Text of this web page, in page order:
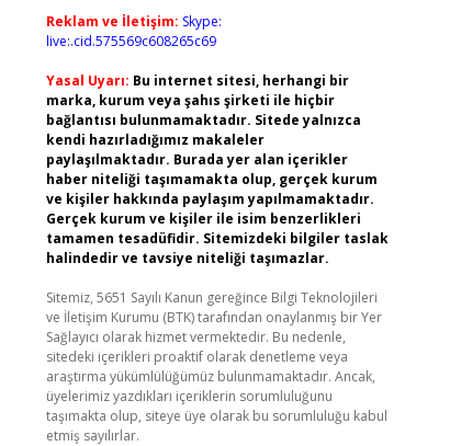
Reklam ve İletişim: Skype:
live:.cid.575569c608265c69
Yasal Uyarı: Bu internet sitesi, herhangi bir
marka, kurum veya şahıs şirketi ile hiçbir
bağlantısı bulunmamaktadır. Sitede yalnızca
kendi hazırladığımız makaleler
paylaşılmaktadır. Burada yer alan içerikler
haber niteliği taşımamakta olup, gerçek kurum
ve kişiler hakkında paylaşım yapılmamaktadır.
Gerçek kurum ve kişiler ile isim benzerlikleri
tamamen tesadüfidir. Sitemizdeki bilgiler taslak
halindedir ve tavsiye niteliği taşımazlar.
Sitemiz, 5651 Sayılı Kanun gereğince Bilgi Teknolojileri
ve İletişim Kurumu (BTK) tarafından onaylanmış bir Yer
Sağlayıcı olarak hizmet vermektedir. Bu nedenle,
sitedeki içerikleri proaktif olarak denetleme veya
araştırma yükümlülüğümüz bulunmamaktadır. Ancak,
üyelerimiz yazdıkları içeriklerin sorumluluğunu
taşımakta olup, siteye üye olarak bu sorumluluğu kabul
etmiş sayılırlar.